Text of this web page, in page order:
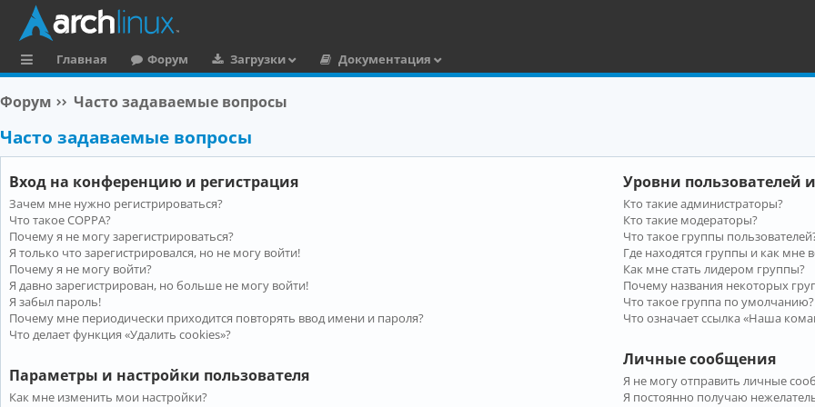
ы
л
Главная Форум Загрузки
Документация
Форум Часто задаваемые вопросы
Часто задаваемые вопросы
Вход на конференцию и регистрация
Зачем мне нужно регистрироваться?
Что такое COPPA?
Почему я не могу зарегистрироваться?
Я только что зарегистрировался, но не могу войти!
Почему я не могу войти?
Я давно зарегистрирован, но больше не могу войти!
Я забыл пароль!
Почему мне периодически приходится повторять ввод имени и пароля?
Что делает функция «Удалить cookies»?
Параметры и настройки пользователя
Как мне изменить мои настройки?
Уровни пользователей
Кто такие администраторы?
Кто такие модераторы?
Что такое группы
Где находятся группы и как мне
Как мне стать лидером группы?
Почему названия некоторых
Что такое группа по умолчанию?
Что означает ссылка «Наша
Личные сообщения
Я не могу отправить личные
Я постоянно получаю